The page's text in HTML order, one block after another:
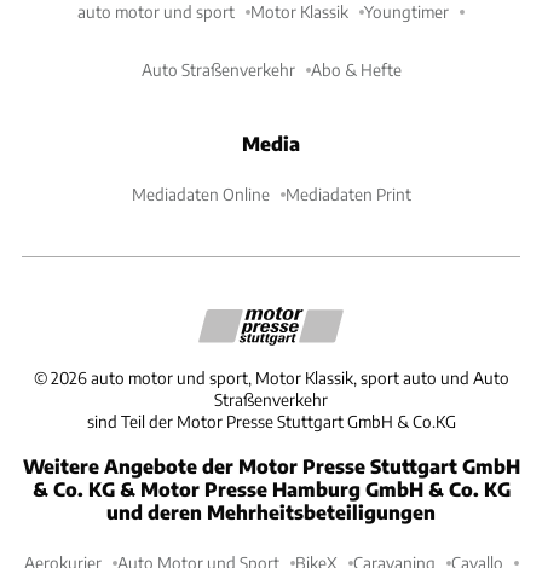
auto motor und sport Motor Klassik Youngtimer
Auto Straßenverkehr Abo & Hefte
Media
Mediadaten Online Mediadaten Print
©2026 auto motor und sport, Motor Klassik, sport auto und Auto
Straßenverkehr
sind Teil der Motor Presse Stuttgart GmbH & Co.KG
Weitere Angebote der Motor Presse Stuttgart GmbH
& Co. KG & Motor Presse Hamburg GmbH & Co. KG
und deren Mehrheitsbeteiligungen
Aerokurier Auto Motor und Sport BikeX Caravaning Cavallo